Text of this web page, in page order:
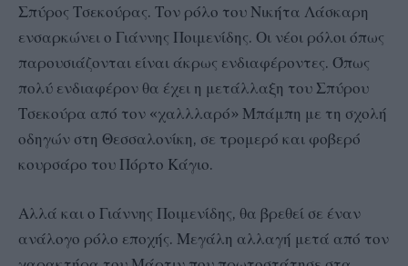
Σπύρος Τσεκούρας. Τον ρόλο του Νικήτα Λάσκαρη
ενσαρκώνει ο Γιάννης Ποιμενίδης. Οι νέοι ρόλοι όπως
παρουσιάζονται είναι άκρως ενδιαφέροντες. Όπως
πολύ ενδιαφέρον θα έχει η μετάλλαξη του Σπύρου
Τσεκούρα από τον «χαλλλαρό» Μπάμπη με τη σχολή
οδηγών στη Θεσσαλονίκη, σε τρομερό και φοβερό
κουρσάρο του Πόρτο Κάγιο.
Αλλά και ο Γιάννης Ποιμενίδης, θα βρεθεί σε έναν
ανάλογο ρόλο εποχής. Μεγάλη αλλαγή μετά από τον